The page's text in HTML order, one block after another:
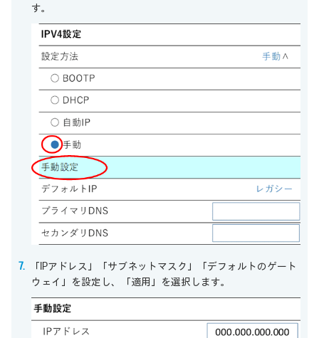
す。
「IPアドレス」「サブネットマスク」「デフォルトのゲート
ウェイ」を設定し、「適用」を選択します。